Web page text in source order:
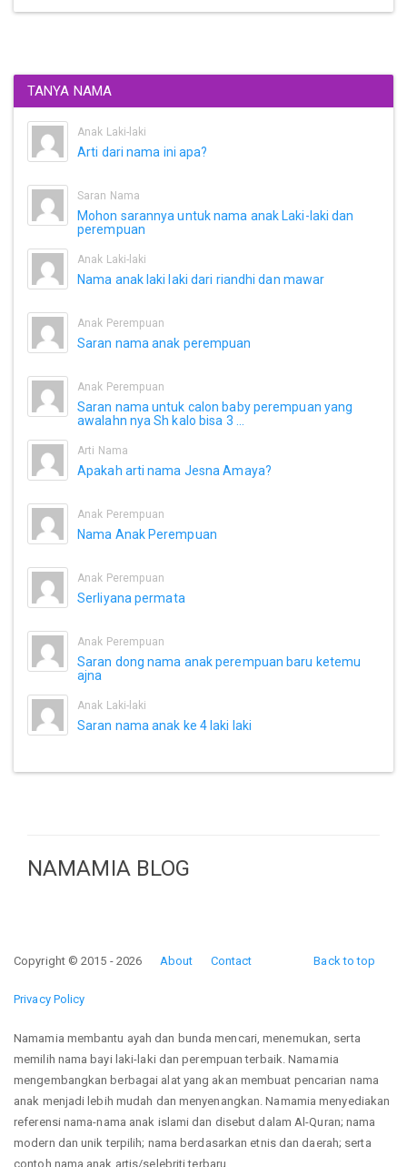
TANYA NAMA
Anak Laki-laki
Arti dari nama ini apa?
Saran Nama
Mohon sarannya untuk nama anak Laki-laki dan
perempuan
Anak Laki-laki
Nama anak laki laki dari riandhi dan mawar
Anak Perempuan
Saran nama anak perempuan
Anak Perempuan
Saran nama untuk calon baby perempuan yang
awalahn nya Sh kalo bisa 3 ...
Arti Nama
Apakah arti nama Jesna Amaya?
Anak Perempuan
Nama Anak Perempuan
Anak Perempuan
Serliyana permata
Anak Perempuan
Saran dong nama anak perempuan baru ketemu
ajna
Anak Laki-laki
Saran nama anak ke 4 laki laki
NAMAMIA BLOG
Back to top
Copyright © 2015 - 2026 About Contact
Privacy Policy
Namamia membantu ayah dan bunda mencari, menemukan, serta
memilih nama bayi laki-laki dan perempuan terbaik. Namamia
mengembangkan berbagai alat yang akan membuat pencarian nama
anak menjadi lebih mudah dan menyenangkan. Namamia menyediakan
referensi nama-nama anak islami dan disebut dalam Al-Quran; nama
modern dan unik terpilih; nama berdasarkan etnis dan daerah; serta
contoh nama anak artis/selebriti terbaru.